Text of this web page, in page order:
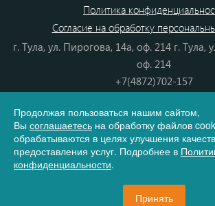
Политика
Согласие на обработку
г. Тула, ул. Пирогова, 14а, оф. 214 г. Тула,
оф. 214
+7(4872)702-157
8(800) 555-80-87
e-mail:info@dono.su
Продолжая пользоваться нашим сайтом,
Вы соглашаетесь на обработку файлов
обрабатываются в целях улучшения
предоставления услуг. Подробнее в
конфиденциальности.
Принять